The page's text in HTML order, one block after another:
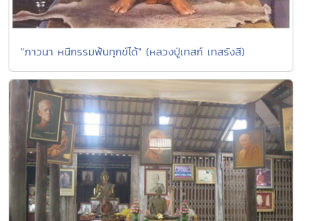
"ภาวนา หนีกรรมพ้นทุกข์ได้" (หลวงปู่เทสก์ เทสรังสี)